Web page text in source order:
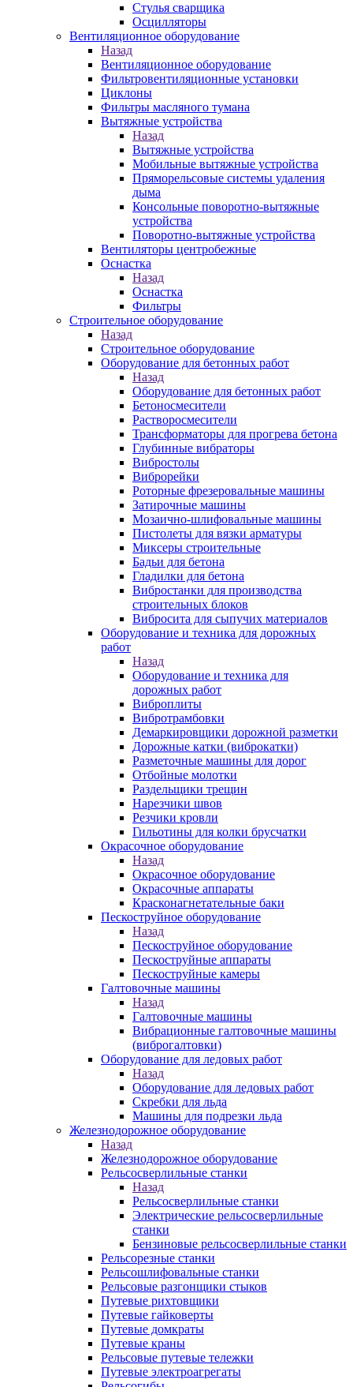
Стулья сварщика
Осцилляторы
Вентиляционное оборудование
Назад
Вентиляционное оборудование
Фильтровентиляционные установки
Циклоны
Фильтры масляного тумана
Вытяжные устройства
Назад
Вытяжные устройства
Мобильные вытяжные устройства
Пряморельсовые системы удаления
дыма
Консольные поворотно-вытяжные
устройства
Поворотно-вытяжные устройства
Вентиляторы центробежные
Оснастка
Назад
Оснастка
Фильтры
Строительное оборудование
Назад
Строительное оборудование
Оборудование для бетонных работ
Назад
Оборудование для бетонных работ
Бетоносмесители
Растворосмесители
Трансформаторы для прогрева бетона
Глубинные вибраторы
Вибростолы
Виброрейки
Роторные фрезеровальные машины
Затирочные машины
Мозаично-шлифовальные машины
Пистолеты для вязки арматуры
Миксеры строительные
Бадьи для бетона
Гладилки для бетона
Вибростанки для производства
строительных блоков
Вибросита для сыпучих материалов
Оборудование и техника для дорожных
работ
Назад
Оборудование и техника для
дорожных работ
Виброплиты
Вибротрамбовки
Демаркировщики дорожной разметки
Дорожные катки (виброкатки)
Разметочные машины для дорог
Отбойные молотки
Раздельщики трещин
Нарезчики швов
Резчики кровли
Гильотины для колки брусчатки
Окрасочное оборудование
Назад
Окрасочное оборудование
Окрасочные аппараты
Красконагнетательные баки
Пескоструйное оборудование
Назад
Пескоструйное оборудование
Пескоструйные аппараты
Пескоструйные камеры
Галтовочные машины
Назад
Галтовочные машины
Вибрационные галтовочные машины
(виброгалтовки)
Оборудование для ледовых работ
Назад
Оборудование для ледовых работ
Скребки для льда
Машины для подрезки льда
Железнодорожное оборудование
Назад
Железнодорожное оборудование
Рельсосверлильные станки
Назад
Рельсосверлильные станки
Электрические рельсосверлильные
станки
Бензиновые рельсосверлильные станки
Рельсорезные станки
Рельсошлифовальные станки
Рельсовые разгонщики стыков
Путевые рихтовщики
Путевые гайковерты
Путевые домкраты
Путевые краны
Рельсовые путевые тележки
Путевые электроагрегаты